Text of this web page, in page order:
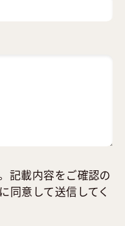
記載内容をご確認の
に同意して送信してく